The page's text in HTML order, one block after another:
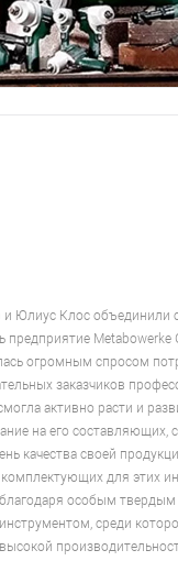
Юлиус Клос
огромным спросом
заказчиков
активно расти и
на его
качества своей
для этих
особым
среди